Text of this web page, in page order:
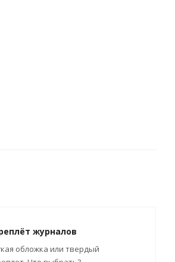
журналов
обложка или твердый